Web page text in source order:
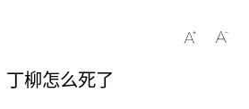
丁柳怎么死了